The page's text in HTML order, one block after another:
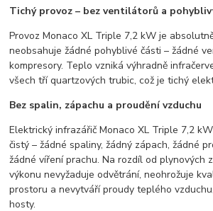
Tichý provoz – bez ventilátorů a
Provoz Monaco XL Triple 7,2 kW je
neobsahuje žádné pohyblivé části – žádné
kompresory. Teplo vzniká výhradně
všech tří quartzových trubic, což je tichý
Bez spalin, zápachu a proudění vzduchu
Elektrický infrazářič Monaco XL Triple 7,2
čistý – žádné spaliny, žádný zápach, žádné
žádné víření prachu. Na rozdíl od plynových
výkonu nevyžaduje odvětrání, neohrožuje
prostoru a nevytváří proudy teplého
hosty.